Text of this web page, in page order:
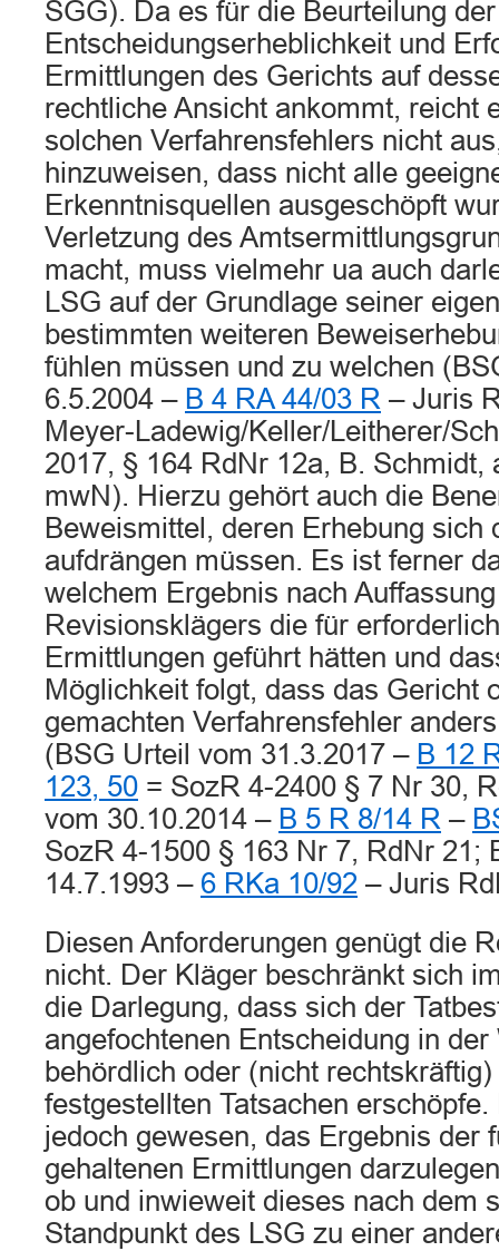
SGG). Da es für die Beurteilung der
Entscheidungserheblichkeit und
Ermittlungen des Gerichts auf
rechtliche Ansicht ankommt, reicht
solchen Verfahrensfehlers nicht
hinzuweisen, dass nicht alle
Erkenntnisquellen ausgeschöpft
Verletzung des
macht, muss vielmehr ua auch
LSG auf der Grundlage seiner
bestimmten weiteren
fühlen müssen und zu welchen
6.5.2004 – B 4 RA 44/03 R – Juris
Meyer-Ladewig/Keller/Leitherer/
2017, § 164 RdNr 12a, B. Schmidt,
mwN). Hierzu gehört auch die
Beweismittel, deren Erhebung sich
aufdrängen müssen. Es ist ferner
welchem Ergebnis nach
Revisionsklägers die für
Ermittlungen geführt hätten und
Möglichkeit folgt, dass das Gericht
gemachten Verfahrensfehler
(BSG Urteil vom 31.3.2017 – B 12
123, 50 = SozR 4-2400 § 7 Nr 30,
vom 30.10.2014 – B 5 R 8/14 R –
SozR 4-1500 § 163 Nr 7, RdNr 21;
14.7.1993 – 6 RKa 10/92 – Juris
Diesen Anforderungen genügt die
nicht. Der Kläger beschränkt sich
die Darlegung, dass sich der
angefochtenen Entscheidung in
behördlich oder (nicht
festgestellten Tatsachen
jedoch gewesen, das Ergebnis der
gehaltenen Ermittlungen
ob und inwieweit dieses nach dem
Standpunkt des LSG zu einer